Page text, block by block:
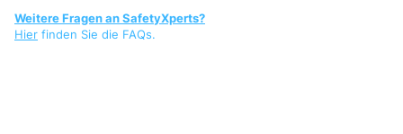
Weitere Fragen an SafetyXperts?
Hier finden Sie die FAQs.